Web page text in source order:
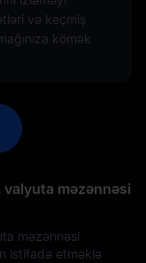
və keçmiş
kömək
məzənnəsi
məzənnəsi
istifadə etməklə